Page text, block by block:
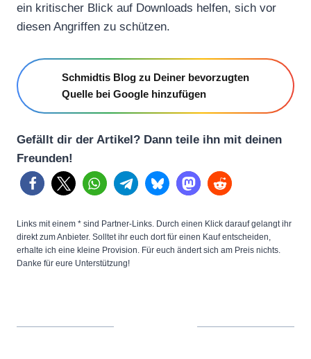
ein kritischer Blick auf Downloads helfen, sich vor
diesen Angriffen zu schützen.
Schmidtis Blog zu Deiner bevorzugten
Quelle bei Google hinzufügen
Gefällt dir der Artikel? Dann teile ihn mit deinen
Freunden!
Links mit einem * sind Partner-Links. Durch einen Klick darauf gelangt ihr
direkt zum Anbieter. Solltet ihr euch dort für einen Kauf entscheiden,
erhalte ich eine kleine Provision. Für euch ändert sich am Preis nichts.
Danke für eure Unterstützung!